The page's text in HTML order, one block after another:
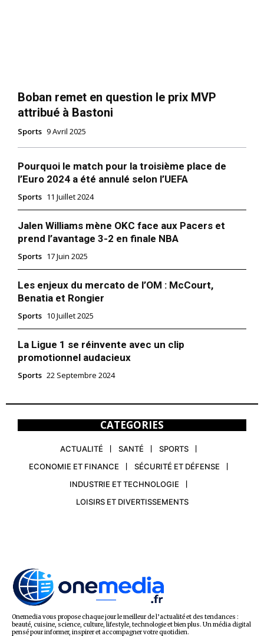
Boban remet en question le prix MVP
attribué à Bastoni
Sports 9 Avril 2025
Pourquoi le match pour la troisième place de
l’Euro 2024 a été annulé selon l’UEFA
Sports 11 Juillet 2024
Jalen Williams mène OKC face aux Pacers et
prend l’avantage 3-2 en finale NBA
Sports 17 Juin 2025
Les enjeux du mercato de l’OM : McCourt,
Benatia et Rongier
Sports 10 Juillet 2025
La Ligue 1 se réinvente avec un clip
promotionnel audacieux
Sports 22 Septembre 2024
CATEGORIES
ACTUALITÉ SANTÉ
SPORTS
ECONOMIE ET FINANCE
SÉCURITÉ ET DÉFENSE
INDUSTRIE ET TECHNOLOGIE
LOISIRS ET DIVERTISSEMENTS
Onemedia vous propose chaque jour le meilleur de l’actualité et des tendances :
beauté, cuisine, science, culture, lifestyle, technologie et bien plus. Un média digital
pensé pour informer, inspirer et accompagner votre quotidien.